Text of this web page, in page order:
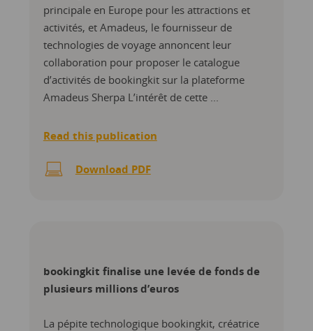
principale en Europe pour les attractions et
activités, et Amadeus, le fournisseur de
technologies de voyage annoncent leur
collaboration pour proposer le catalogue
d’activités de bookingkit sur la plateforme
Amadeus Sherpa L’intérêt de cette ...
Read this publication
Download PDF
bookingkit finalise une levée de fonds de
plusieurs millions d’euros
La pépite technologique bookingkit, créatrice